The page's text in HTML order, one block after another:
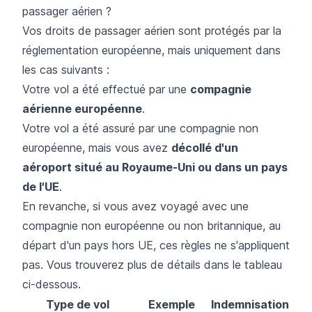
passager aérien ?
Vos droits de passager aérien sont protégés par la
réglementation européenne, mais uniquement dans
les cas suivants :
Votre vol a été effectué par une compagnie
aérienne européenne.
Votre vol a été assuré par une compagnie non
européenne, mais vous avez décollé d'un
aéroport situé au Royaume-Uni ou dans un pays
de l'UE.
En revanche, si vous avez voyagé avec une
compagnie non européenne ou non britannique, au
départ d'un pays hors UE, ces règles ne s'appliquent
pas. Vous trouverez plus de détails dans le tableau
ci-dessous.
Type de vol
Exemple Indemnisation